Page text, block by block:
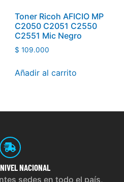
Toner Ricoh AFICIO MP
C2050 C2051 C2550
C2551 Mic Negro
$ 109.000
Añadir al carrito
NACIONAL
sedes en todo el país,